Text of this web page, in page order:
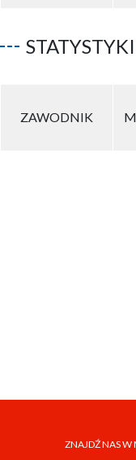
ZAWODNIK M
ZNAJDŹ NAS W